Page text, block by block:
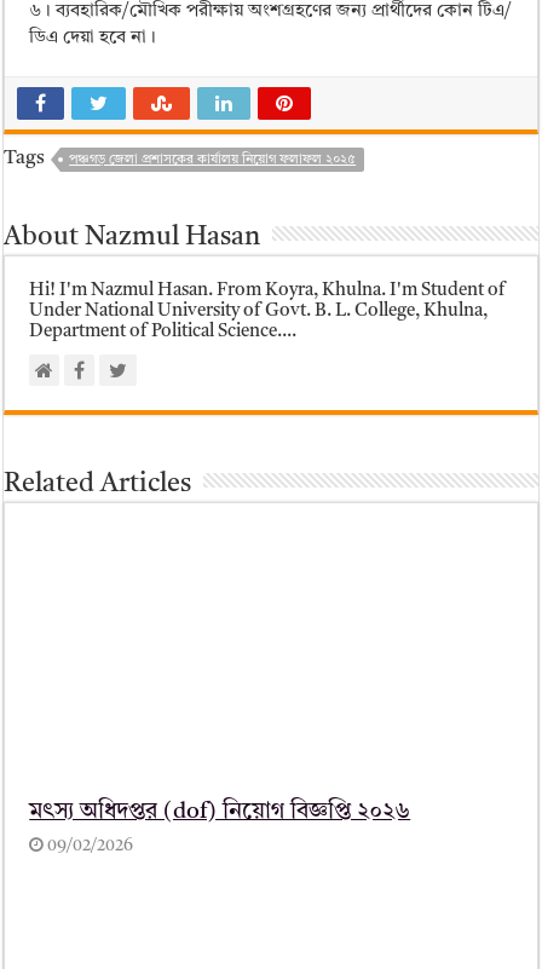
৬। ব্যবহারিক/মৌখিক পরীক্ষায় অংশগ্রহণের জন্য প্রার্থীদের কোন টিএ/
ডিএ দেয়া হবে না।
Tags পঞ্চগড় জেলা প্রশাসকের কার্যালয় নিয়োগ ফলাফল ২০২৫
About Nazmul Hasan
Hi! I'm Nazmul Hasan. From Koyra, Khulna. I'm Student of
Under National University of Govt. B. L. College, Khulna,
Department of Political Science....
Related Articles
মৎস্য অধিদপ্তর (dof) নিয়োগ বিজ্ঞপ্তি ২০২৬
09/02/2026